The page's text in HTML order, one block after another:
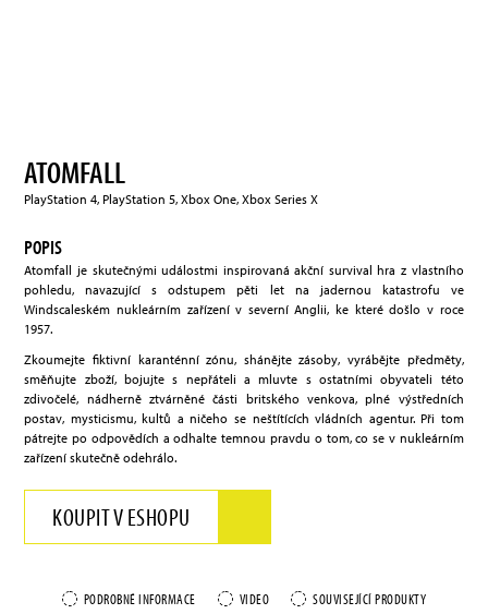
ATOMFALL
PlayStation 4, PlayStation 5, Xbox One, Xbox Series X
POPIS
Atomfall je skutečnými událostmi inspirovaná akční survival hra z vlastního
pohledu, navazující s odstupem pěti let na jadernou katastrofu ve
Windscaleském nukleárním zařízení v severní Anglii, ke které došlo v roce
1957.
Zkoumejte fiktivní karanténní zónu, shánějte zásoby, vyrábějte předměty,
směňujte zboží, bojujte s nepřáteli a mluvte s ostatními obyvateli této
zdivočelé, nádherně ztvárněné části britského venkova, plné výstředních
postav, mysticismu, kultů a ničeho se neštítících vládních agentur. Při tom
pátrejte po odpovědích a odhalte temnou pravdu o tom, co se v nukleárním
zařízení skutečně odehrálo.
KOUPIT V ESHOPU
PODROBNÉ INFORMACE VIDEO SOUVISEJÍCÍ PRODUKTY